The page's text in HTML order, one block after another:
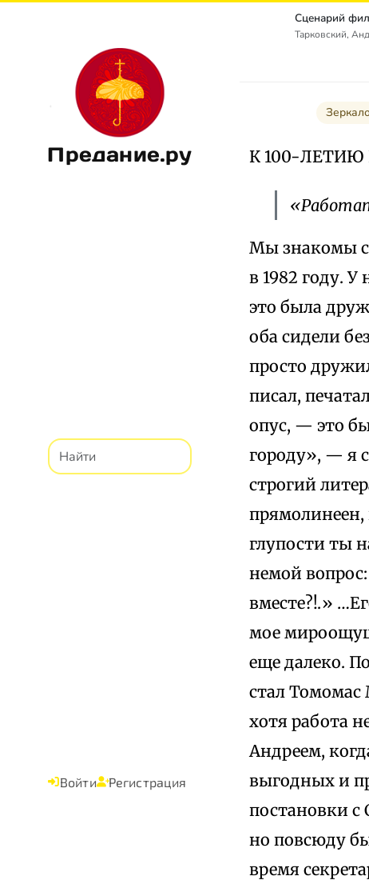
Предание.ру
Войти Регистрация
Сценарий
Тарковский,
К 100-ЛЕТИЮ
Мы знакомы с
в 1982 году.
это была
оба сидели
просто
писал,
опус, — это
городу», — я
строгий
прямолинеен,
глупости ты
немой
вместе?!.»
мое
еще далеко.
стал
хотя работа
Андреем,
выгодных и
постановки с
но повсюду
время